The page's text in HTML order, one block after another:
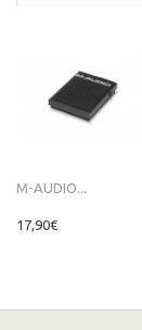
M-AUDIO...
17,90€